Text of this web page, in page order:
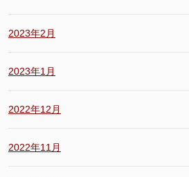
2023年2月
2023年1月
2022年12月
2022年11月